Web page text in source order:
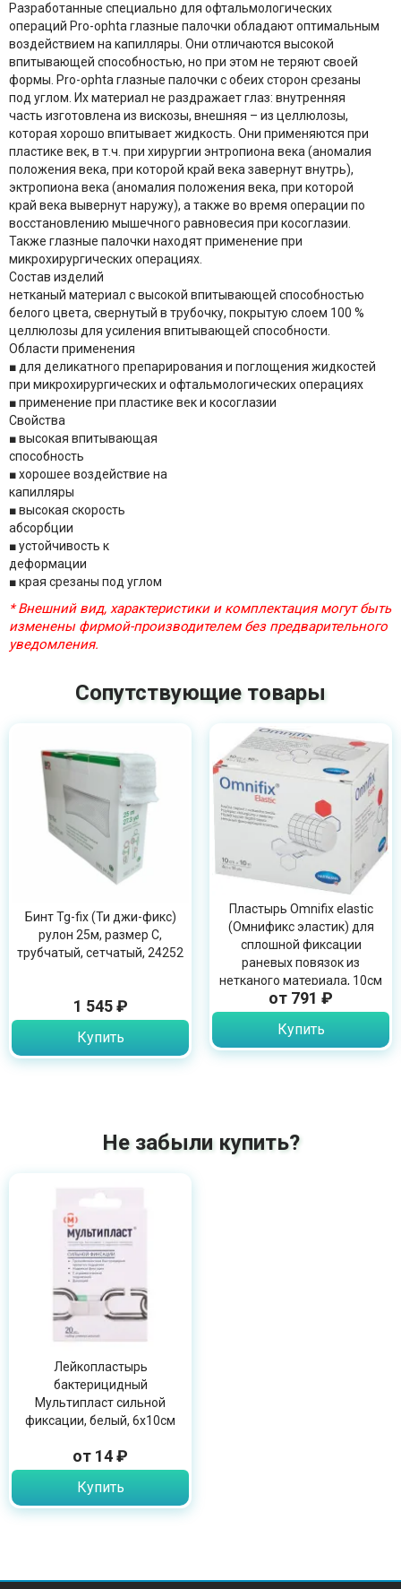
Разработанные специально для офтальмологических
операций Pro-ophta глазные палочки обладают оптимальным
воздействием на капилляры. Они отличаются высокой
впитывающей способностью, но при этом не теряют своей
формы. Pro-ophta глазные палочки с обеих сторон срезаны
под углом. Их материал не раздражает глаз: внутренняя
часть изготовлена из вискозы, внешняя – из целлюлозы,
которая хорошо впитывает жидкость. Они применяются при
пластике век, в т.ч. при хирургии энтропиона века (аномалия
положения века, при которой край века завернут внутрь),
эктропиона века (аномалия положения века, при которой
край века вывернут наружу), а также во время операции по
восстановлению мышечного равновесия при косоглазии.
Также глазные палочки находят применение при
микрохирургических операциях.
Состав изделий
нетканый материал с высокой впитывающей способностью
белого цвета, свернутый в трубочку, покрытую слоем 100 %
целлюлозы для усиления впитывающей способности.
Области применения
■ для деликатного препарирования и поглощения жидкостей
при микрохирургических и офтальмологических операциях
■ применение при пластике век и косоглазии
Свойства
■ высокая впитывающая
способность
■ хорошее воздействие на
капилляры
■ высокая скорость
абсорбции
■ устойчивость к
деформации
■ края срезаны под углом
* Внешний вид, характеристики и комплектация могут быть
изменены фирмой-производителем без предварительного
уведомления.
Сопутствующие товары
Бинт Tg-fix (Ти джи-фикс)
рулон 25м, размер C,
трубчатый, сетчатый, 24252
1 545 ₽
Купить
Пластырь Omnifix elastic
(Омнификс эластик) для
сплошной фиксации
раневых повязок из
нетканого материала, 10см
х 10м, 900603
от 791 ₽
Купить
Не забыли купить?
Лейкопластырь
бактерицидный
Мультипласт сильной
фиксации, белый, 6х10см
от 14 ₽
Купить